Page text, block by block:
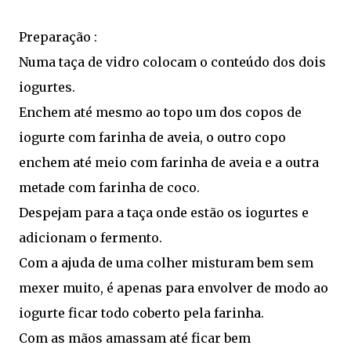
Preparação :
Numa taça de vidro colocam o conteúdo dos dois
iogurtes.
Enchem até mesmo ao topo um dos copos de
iogurte com farinha de aveia, o outro copo
enchem até meio com farinha de aveia e a outra
metade com farinha de coco.
Despejam para a taça onde estão os iogurtes e
adicionam o fermento.
Com a ajuda de uma colher misturam bem sem
mexer muito, é apenas para envolver de modo ao
iogurte ficar todo coberto pela farinha.
Com as mãos amassam até ficar bem